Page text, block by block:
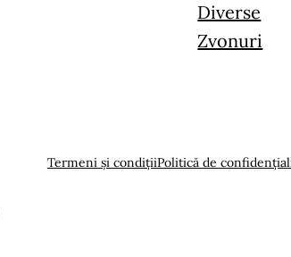
Diverse
Zvonuri
Termeni și condițiiPolitică de